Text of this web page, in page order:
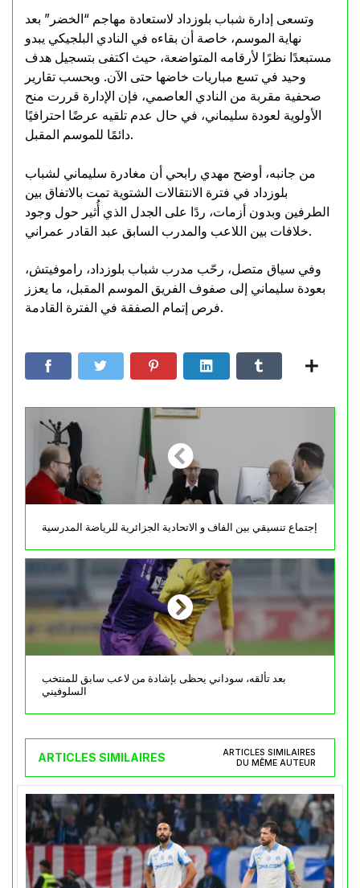
وتسعى إدارة شباب بلوزداد لاستعادة مهاجم “الخضر” بعد
نهاية الموسم، خاصة أن بقاءه في النادي البلجيكي يبدو
مستبعدًا نظرًا لأرقامه المتواضعة، حيث اكتفى بتسجيل هدف
وحيد في تسع مباريات خاضها حتى الآن. وبحسب تقارير
صحفية مقربة من النادي العاصمي، فإن الإدارة قررت منح
الأولوية لعودة سليماني، في حال عدم تلقيه عرضًا احترافيًا
دائمًا للموسم المقبل.
من جانبه، أوضح مهدي رابحي أن مغادرة سليماني لشباب
بلوزداد في فترة الانتقالات الشتوية تمت بالاتفاق بين
الطرفين وبدون أزمات، ردًا على الجدل الذي أُثير حول وجود
خلافات بين اللاعب والمدرب السابق عبد القادر عمراني.
وفي سياق متصل، رحّب مدرب شباب بلوزداد، راموفيتش،
بعودة سليماني إلى صفوف الفريق الموسم المقبل، ما يعزز
فرص إتمام الصفقة في الفترة القادمة.
إجتماع تنسيقي بين الفاف و الاتحادية الجزائرية للرياضة المدرسية
بعد تألقه، سوداني يحظى بإشادة من لاعب سابق للمنتخب
السلوفيني
ARTICLES SIMILAIRES
ARTICLES SIMILAIRES
DU MÊME AUTEUR